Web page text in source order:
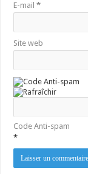
E-mail*
Site web
Code Anti-spam
*